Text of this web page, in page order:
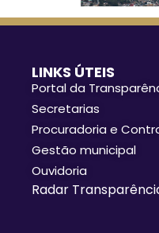
LINKS ÚTEIS
Portal da
Secretarias
Procuradoria e
Gestão municipal
Ouvidoria
Radar